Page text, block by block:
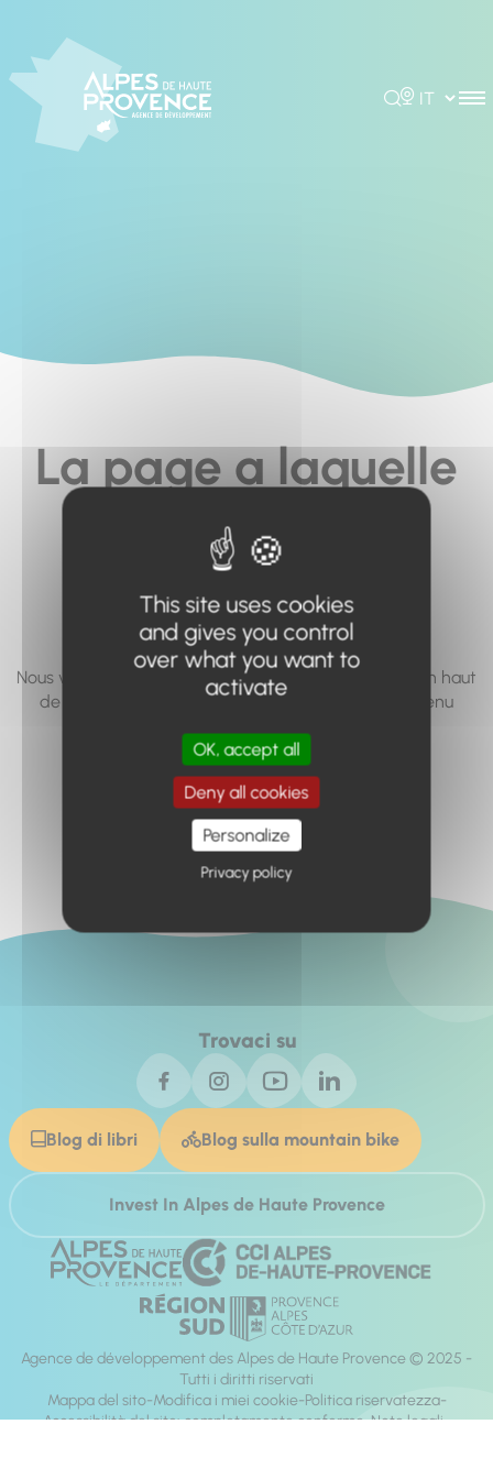
Rechercher
Choisir la
La page a laquelle
vous cherchez à
accéder n'existe
pas... ou plus.
Nous vous invitons à utiliser le moteur de recherche en haut
de page, ou à utiliser le menu pour trouver le contenu
Retour à l'accueil
Trovaci su
Blog di libri Blog sulla mountain bike
Invest In Alpes de Haute Provence
Agence de développement des Alpes de Haute Provence © 2025 -
Tutti i diritti riservati
Mappa del sito Modifica i miei cookie Politica riservatezza
Accessibilità del sito: completamente conforme Note legali
This site uses cookies
and gives you control
over what you want to
activate
OK, accept all
Deny all cookies
Personalize
Privacy policy